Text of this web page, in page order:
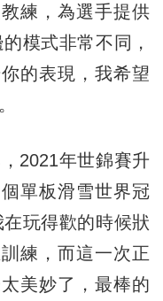
練，為選手提供
模式非常不同，
的表現，我希望
2021年世錦賽升
單板滑雪世界冠
玩得歡的時候狀
練，而這一次正
美妙了，最棒的